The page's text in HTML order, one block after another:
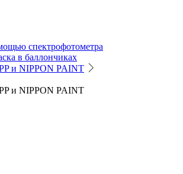
спектрофотометра
в баллончиках
и NIPPON PAINT
и NIPPON PAINT